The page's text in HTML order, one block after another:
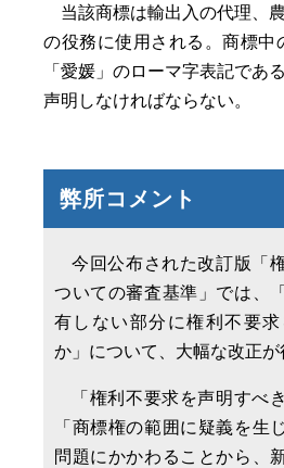
当該商標は輸出入の代理、
の役務に使用される。商標中
「愛媛」のローマ字表記であ
声明しなければならない。
弊所コメント
今回公布された改訂版「
ついての審査基準」では、
有しない部分に権利不要
か」について、大幅な改正が
「権利不要求を声明すべ
「商標権の範囲に疑義を生
問題にかかわることから、